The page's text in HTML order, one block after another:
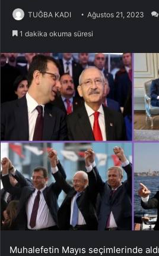
TUĞBA KADI Ağustos 21, 2023
1 dakika okuma süresi
Muhalefetin Mayıs seçimlerinde